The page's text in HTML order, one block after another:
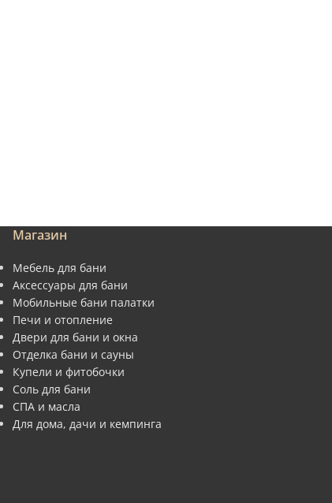
Магазин
Мебель для бани
Аксессуары для бани
Мобильные бани палатки
Печи и отопление
Двери для бани и окна
Отделка бани и сауны
Купели и фитобочки
Соль для бани
СПА и масла
Для дома, дачи и кемпинга